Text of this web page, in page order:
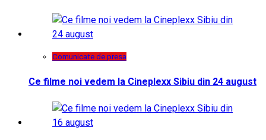
Comunicate de presa
Ce filme noi vedem la Cineplexx Sibiu din 24 august